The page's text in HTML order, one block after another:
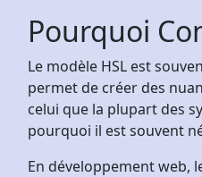
Pourquoi
Le modèle HSL est
permet de créer des
celui que la plupart des
pourquoi il est souvent
En développement web,